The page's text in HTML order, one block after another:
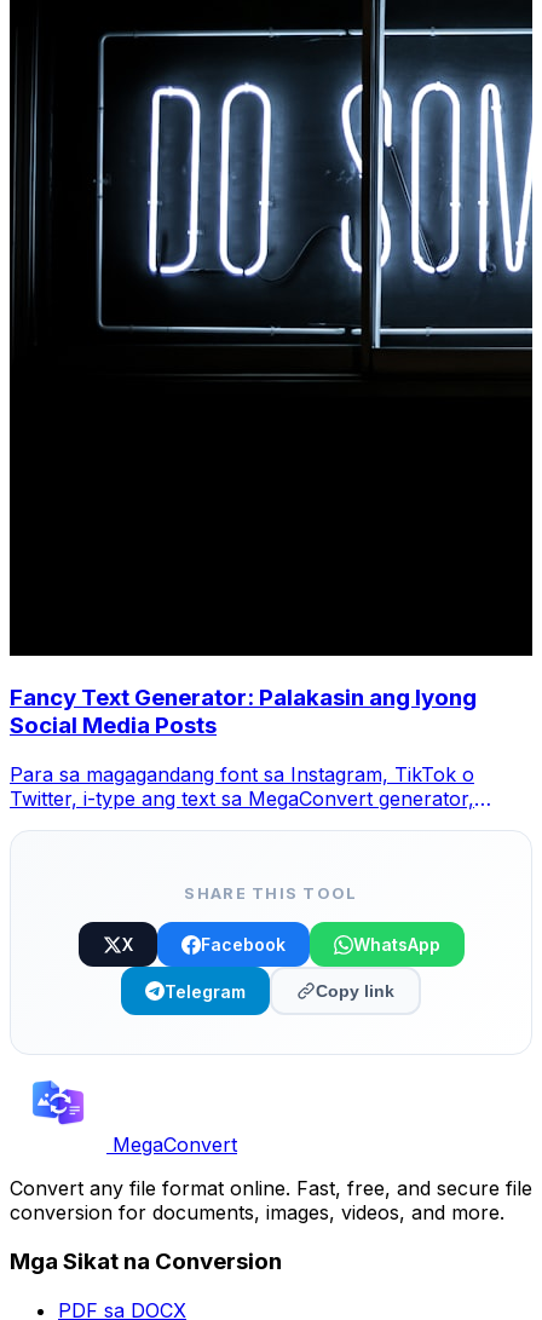
Fancy Text Generator: Palakasin ang Iyong
Social Media Posts
Para sa magagandang font sa Instagram, TikTok o
Twitter, i-type ang text sa MegaConvert generator,
SHARE THIS TOOL
X Facebook WhatsApp
Telegram Copy link
MegaConvert
Convert any file format online. Fast, free, and secure file
conversion for documents, images, videos, and more.
Mga Sikat na Conversion
PDF sa DOCX